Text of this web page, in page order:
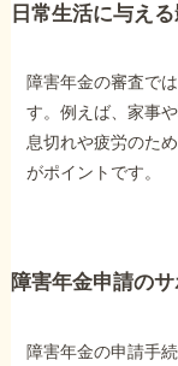
日常生活に与え
障害年金の審査で
す。例えば、家事
息切れや疲労のた
がポイントです。
障害年金申請のサ
障害年金の申請手